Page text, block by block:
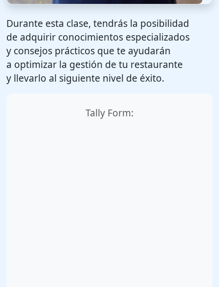
Durante esta clase, tendrás la posibilidad
de adquirir conocimientos especializados
y consejos prácticos que te ayudarán
a optimizar la gestión de tu restaurante
y llevarlo al siguiente nivel de éxito.
Tally Form: